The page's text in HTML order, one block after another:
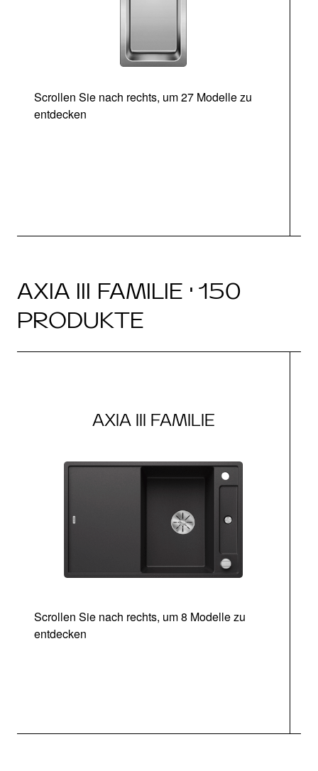
Scrollen Sie nach rechts, um 27 Modelle zu
entdecken
AXIA III FAMILIE · 150
PRODUKTE
AXIA III FAMILIE
Scrollen Sie nach rechts, um 8 Modelle zu
entdecken